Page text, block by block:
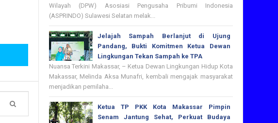
Wilayah (DPW) Asosiasi Pengusaha Pribumi Indonesia
(ASPRINDO) Sulawesi Selatan melak...
Jelajah Sampah Berlanjut di Ujung
Pandang, Bukti Komitmen Ketua Dewan
Lingkungan Tekan Sampah ke TPA
Nuansa Terkini Makassar, – Ketua Dewan Lingkungan Hidup Kota
Makassar, Melinda Aksa Munafri, kembali mengajak masyarakat
menjadikan pemilaha...
Ketua TP PKK Kota Makassar Pimpin
Senam Jantung Sehat, Perkuat Budaya